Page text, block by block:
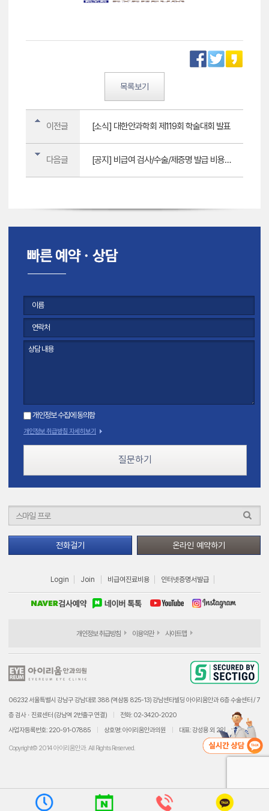
목록보기
이전글 [소식] 대한안과학회 제119회 학술대회 발표
다음글 [공지] 비급여 검사/수술/제증명 발급 비용안내 (update: 2026.07.13)
개인정보 수집에 동의함
개인정보 취급방침 자세히보기
질문하기
전화걸기 온라인 예약하기
Login Join 비급여진료비용 인터넷증명서발급
개인정보 취급방침 이용약관 사이트맵
06232 서울특별시 강남구 강남대로 388 (역삼동 825-13) 강남센타빌딩 아이리움안과 6층 수술센터 / 7
층 검사ㆍ진료센터 (강남역 2번출구 연결)
전화: 02-3420-2020
사업자등록번호: 220-91-07885
상호명: 아이리움안과의원 대표: 강성용 외 2인
Copyright© 2014 아이리움안과. All Rights Reserved.